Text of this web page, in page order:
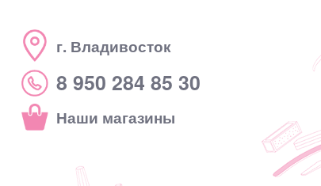
г. Владивосток
8 950 284 85 30
Наши магазины